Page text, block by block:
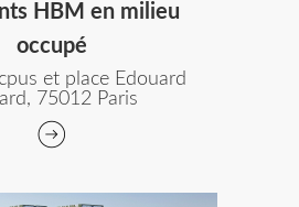
HBM en milieu
occupé
et place Edouard
75012 Paris